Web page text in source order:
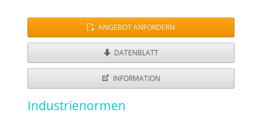
ANGEBOT ANFORDERN
DATENBLATT
INFORMATION
Industrienormen